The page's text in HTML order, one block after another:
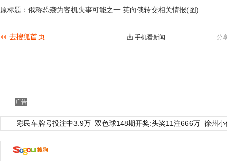
原标题：俄称恐袭为客机失事可能之一 英向俄转交相关情报(图)
分
手机看新闻
广告
彩民车牌号投注中3.9万 双色球148期开奖:头奖11注666万 徐州